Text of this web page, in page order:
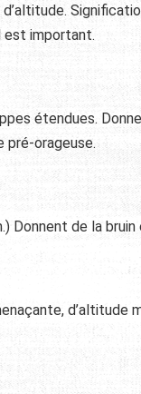
est important.
étendues.
pré-orageuse.
Donnent de la
d’altitude